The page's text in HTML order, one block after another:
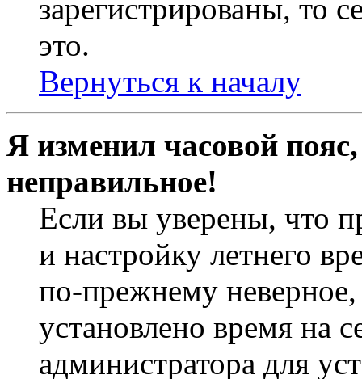
зарегистрированы, то
это.
Вернуться к началу
Я изменил часовой
неправильное!
Если вы уверены, что
и настройку летнего
по-прежнему неверное,
установлено время на
администратора для